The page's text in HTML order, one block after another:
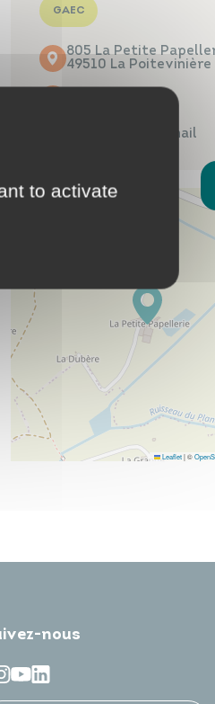
GAEC
805 La Petite
49510 La Poitevinière
Contacter par mail
Leaflet|©
nous
Infos travaux
Annuaires
to activate